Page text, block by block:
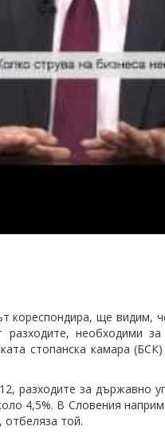
ще видим,
необходими
стопанска камара
разходите за държавно
4,5%. В Словения
отбеляза той.